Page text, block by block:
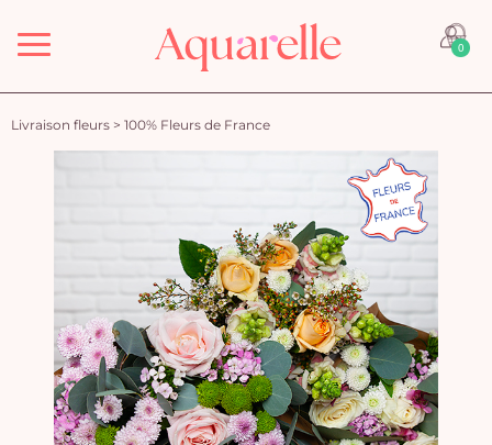
Menu 0
Livraison fleurs > 100% Fleurs de France